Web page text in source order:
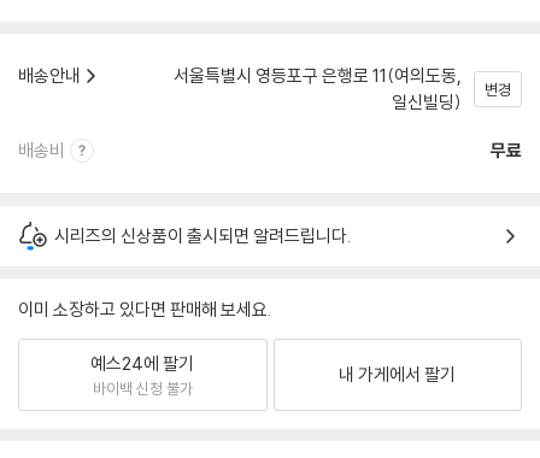
배송안내
서울특별시 영등포구 은행로 11(여의도동,
일신빌딩)
변경
배송비 무료
시리즈의 신상품이 출시되면 알려드립니다.
이미 소장하고 있다면 판매해 보세요.
예스24에 팔기
바이백 신청 불가
내 가게에서 팔기